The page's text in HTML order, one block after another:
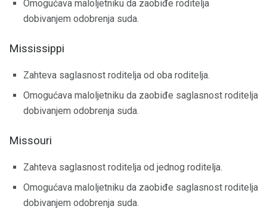
Omogućava maloljetniku da zaobiđe roditelja
dobivanjem odobrenja suda.
Mississippi
Zahteva saglasnost roditelja od oba roditelja.
Omogućava maloljetniku da zaobiđe saglasnost roditelja
dobivanjem odobrenja suda.
Missouri
Zahteva saglasnost roditelja od jednog roditelja.
Omogućava maloljetniku da zaobiđe saglasnost roditelja
dobivanjem odobrenja suda.